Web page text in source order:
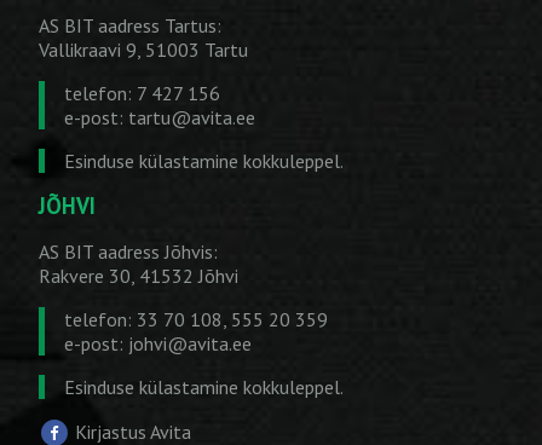
AS BIT aadress Tartus:
Vallikraavi 9, 51003 Tartu
telefon: 7 427 156
e-post: tartu@avita.ee
Esinduse külastamine kokkuleppel.
JÕHVI
AS BIT aadress Jõhvis:
Rakvere 30, 41532 Jõhvi
telefon: 33 70 108, 555 20 359
e-post: johvi@avita.ee
Esinduse külastamine kokkuleppel.
Kirjastus Avita